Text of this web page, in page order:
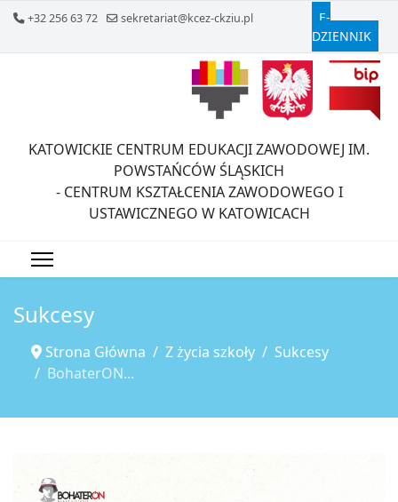
+32 256 63 72 sekretariat@kcez-ckziu.pl
E-
DZIENNIK
KATOWICKIE CENTRUM EDUKACJI ZAWODOWEJ IM.
POWSTAŃCÓW ŚLĄSKICH
- CENTRUM KSZTAŁCENIA ZAWODOWEGO I
USTAWICZNEGO W KATOWICACH
Sukcesy
Strona Główna Z życia szkoły
Sukcesy
BohaterON...